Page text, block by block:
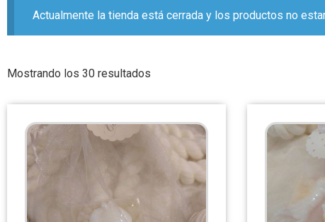
Actualmente la tienda está cerrada y los productos no
Mostrando los 30 resultados